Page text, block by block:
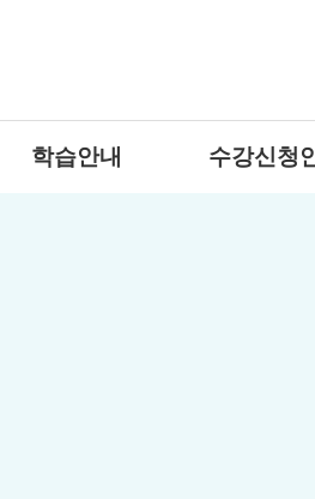
학습안내 수강신청